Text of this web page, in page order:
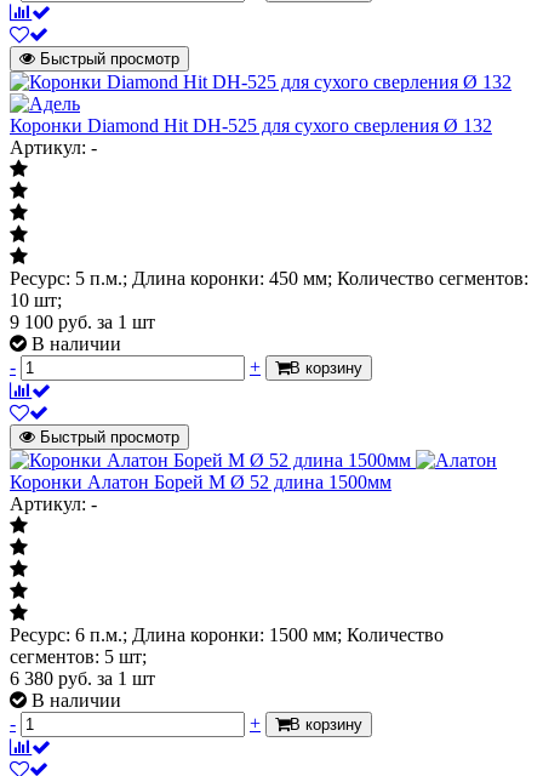
Быстрый просмотр
Коронки Diamond Hit DH-525 для сухого сверления Ø 132
Артикул: -
Ресурс: 5 п.м.; Длина коронки: 450 мм; Количество сегментов:
10 шт;
9 100 руб. за 1 шт
В наличии
-
+ В корзину
Быстрый просмотр
Коронки Алатон Борей М Ø 52 длина 1500мм
Артикул: -
Ресурс: 6 п.м.; Длина коронки: 1500 мм; Количество
сегментов: 5 шт;
6 380 руб. за 1 шт
В наличии
-
+ В корзину